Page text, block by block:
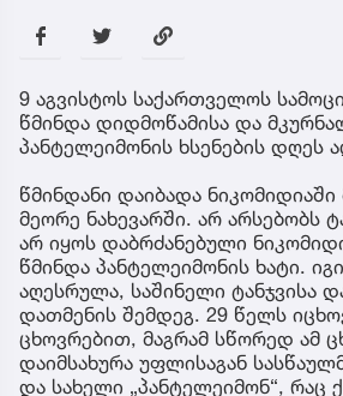
9 აგვისტოს საქართველოს
წმინდა დიდმოწამისა და
პანტელეიმონის ხსენების დღეს
წმინდანი დაიბადა ნიკომიდიაში
მეორე ნახევარში. არ არსებობს
არ იყოს დაბრძანებული
წმინდა პანტელეიმონის ხატი.
აღესრულა, საშინელი ტანჯვისა
დათმენის შემდეგ. 29 წელს
ცხოვრებით, მაგრამ სწორედ ამ
დაიმსახურა უფლისაგან
და სახელი „პანტელეიმონ“, რაც